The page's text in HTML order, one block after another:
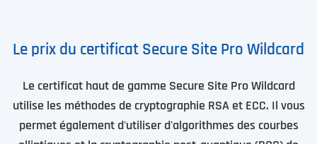
Le prix du certificat Secure Site Pro Wildcard
Le certificat haut de gamme Secure Site Pro Wildcard
utilise les méthodes de cryptographie RSA et ECC. Il vous
permet également d'utiliser d'algorithmes des courbes